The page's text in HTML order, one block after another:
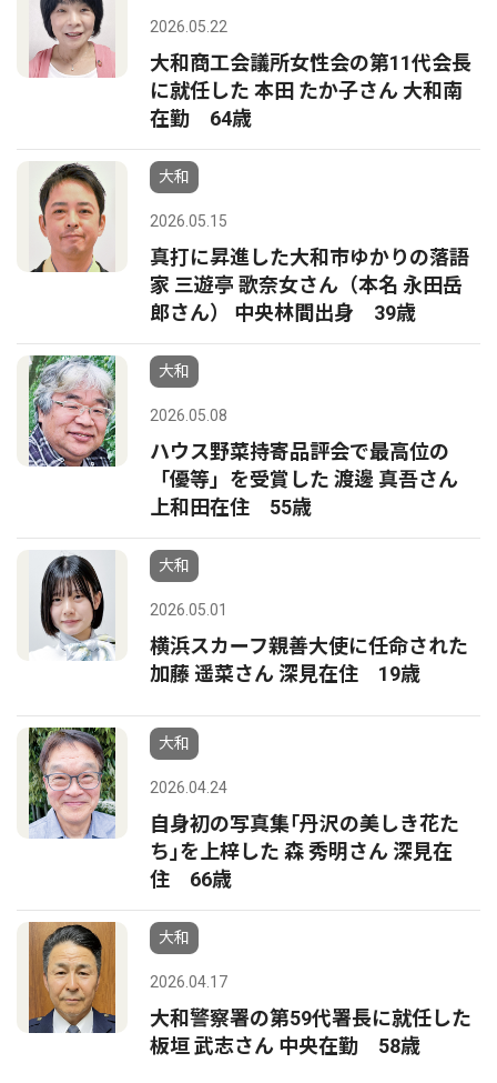
2026.05.22
大和商工会議所女性会の第11代会長
に就任した 本田 たか子さん 大和南
在勤 64歳
大和
2026.05.15
真打に昇進した大和市ゆかりの落語
家 三遊亭 歌奈女さん（本名 永田岳
郎さん） 中央林間出身 39歳
大和
2026.05.08
ハウス野菜持寄品評会で最高位の
「優等」を受賞した 渡邊 真吾さん
上和田在住 55歳
大和
2026.05.01
横浜スカーフ親善大使に任命された
加藤 遥菜さん 深見在住 19歳
大和
2026.04.24
自身初の写真集｢丹沢の美しき花た
ち｣を上梓した 森 秀明さん 深見在
住 66歳
大和
2026.04.17
大和警察署の第59代署長に就任した
板垣 武志さん 中央在勤 58歳